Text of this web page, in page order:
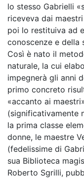
lo stesso Gabrielli
riceveva dai
poi lo restituiva ad
conoscenze e della
Così è nato il
naturale, la cui
impegnerà gli anni
primo concreto
«accanto ai
(significativamente
la prima classe
donne, le maestre
(fedelissime di
sua Biblioteca
Roberto Sgrilli,